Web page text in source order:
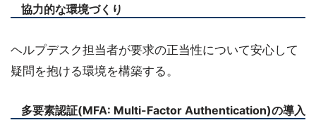
協力的な環境づくり
ヘルプデスク担当者が要求の正当性について安心して
疑問を抱ける環境を構築する。
多要素認証(MFA: Multi-Factor Authentication)の導入